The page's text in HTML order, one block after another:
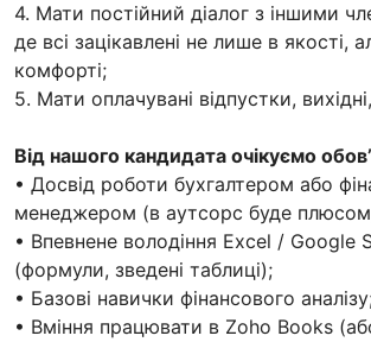
4. Мати постійний діалог з іншими
де всі зацікавлені не лише в якості,
комфорті;
5. Мати оплачувані відпустки,
Від нашого кандидата очікуємо
• Досвід роботи бухгалтером або
менеджером (в аутсорс буде
• Впевнене володіння Excel / Google
(формули, зведені таблиці);
• Базові навички фінансового
• Вміння працювати в Zoho Books